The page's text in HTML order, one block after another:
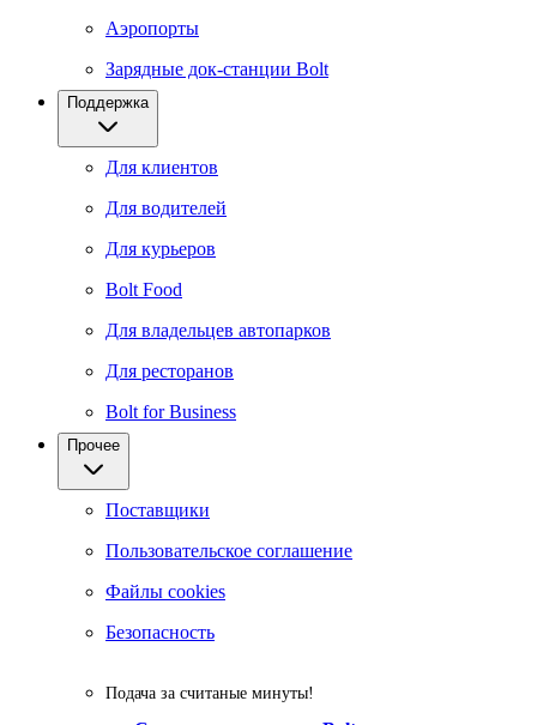
Аэропорты
Зарядные док-станции Bolt
Поддержка
Для клиентов
Для водителей
Для курьеров
Bolt Food
Для владельцев автопарков
Для ресторанов
Bolt for Business
Прочее
Поставщики
Пользовательское соглашение
Файлы cookies
Безопасность
Подача за считаные минуты!